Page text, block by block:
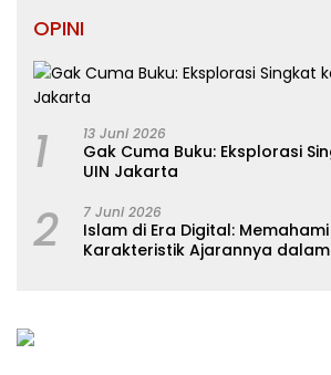
OPINI
1 13 Juni 2026
Gak Cuma Buku: Eksplorasi
UIN Jakarta
2 7 Juni 2026
Islam di Era Digital:
Karakteristik Ajarannya